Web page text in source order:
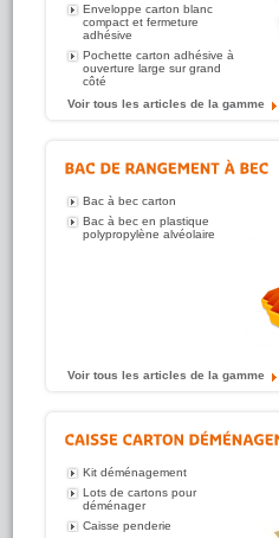
Enveloppe carton blanc
compact et fermeture
adhésive
Pochette carton adhésive à
ouverture large sur grand
côté
Voir tous les articles de la gamme
Bac à bec carton
Bac à bec en plastique
polypropylène alvéolaire
Voir tous les articles de la gamme
Kit déménagement
Lots de cartons pour
déménager
Caisse penderie